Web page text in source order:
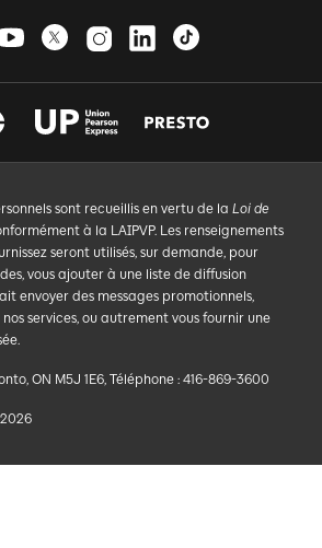
sont recueillis en vertu de la Loi de
à la LAIPVP. Les renseignements
seront utilisés, sur demande, pour
vous ajouter à une liste de diffusion
envoyer des messages promotionnels,
services, ou autrement vous fournir une
ON M5J 1E6, Téléphone : 416-869-3600